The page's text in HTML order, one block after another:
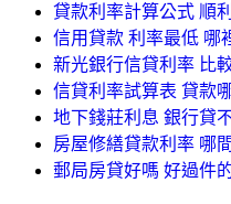
貸款利率計算公式 順
信用貸款 利率最低 哪
新光銀行信貸利率 比
信貸利率試算表 貸款
地下錢莊利息 銀行貸
房屋修繕貸款利率 哪
郵局房貸好嗎 好過件